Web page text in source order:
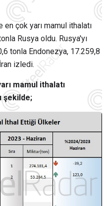
çok yarı mamul ithalatı
Rusya oldu. Rusya'yı
tonla Endonezya, 17.259,8
izledi.
mamul ithalatı
şekilde;